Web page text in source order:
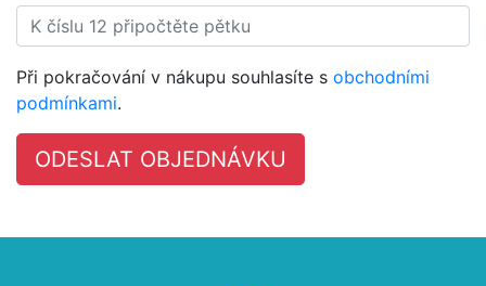
Při pokračování v nákupu souhlasíte s obchodními
podmínkami.